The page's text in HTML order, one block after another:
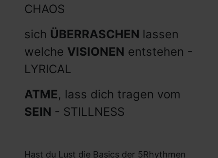
CHAOS
sich ÜBERRASCHEN lassen
welche VISIONEN entstehen -
LYRICAL
ATME, lass dich tragen vom
SEIN - STILLNESS
Hast du Lust die Basics der 5Rhythmen